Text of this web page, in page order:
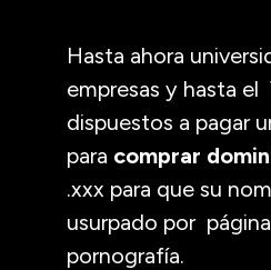
Hasta ahora
empresas y hasta
dispuestos a pagar
para comprar
.xxx para que su
usurpado por
pornografía.